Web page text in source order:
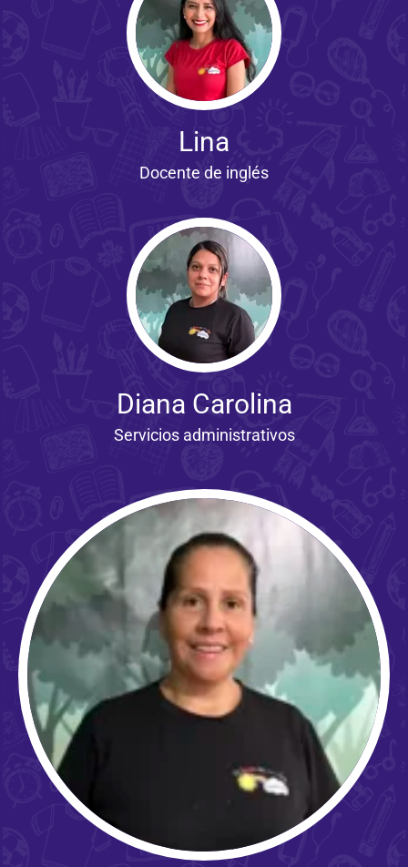
Lina
Docente de inglés
Diana Carolina
Servicios administrativos